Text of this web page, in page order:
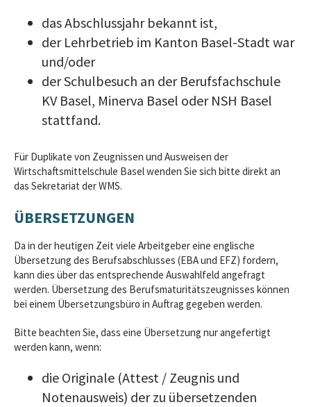
das Abschlussjahr bekannt ist,
der Lehrbetrieb im Kanton Basel-Stadt war
und/oder
der Schulbesuch an der Berufsfachschule
KV Basel, Minerva Basel oder NSH Basel
stattfand.
Für Duplikate von Zeugnissen und Ausweisen der
Wirtschaftsmittelschule Basel wenden Sie sich bitte direkt an
das Sekretariat der WMS.
ÜBERSETZUNGEN
Da in der heutigen Zeit viele Arbeitgeber eine englische
Übersetzung des Berufsabschlusses (EBA und EFZ) fordern,
kann dies über das entsprechende Auswahlfeld angefragt
werden. Übersetzung des Berufsmaturitätszeugnisses können
bei einem Übersetzungsbüro in Auftrag gegeben werden.
Bitte beachten Sie, dass eine Übersetzung nur angefertigt
werden kann, wenn:
die Originale (Attest / Zeugnis und
Notenausweis) der zu übersetzenden